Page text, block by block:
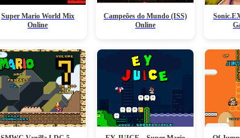
Super Mario World Mix
Online
Campeões do Mundo (ISS)
Online